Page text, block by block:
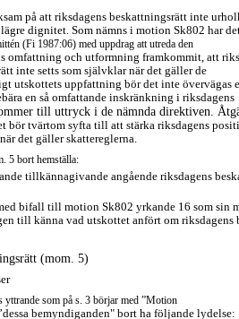
på att riksdagens beskattningsrätt inte
dignitet. Som nämns i motion Sk802 har
(Fi 1987:06) med uppdrag att utreda den
omfattning och utformning framkommit, att
inte setts som självklar när det gäller de
utskottets uppfattning bör det inte övervägas
en så omfattande inskränkning i riksdagens
till uttryck i de nämnda direktiven.
bör tvärtom syfta till att stärka riksdagens
det gäller skattereglerna.
5 bort hemställa:
tillkännagivande angående riksdagens
bifall till motion Sk802 yrkande 16 som sin
till känna vad utskottet anfört om riksdagens
(mom. 5)
yttrande som på s. 3 börjar med ”Motion
bemyndiganden" bort ha följande lydelse: